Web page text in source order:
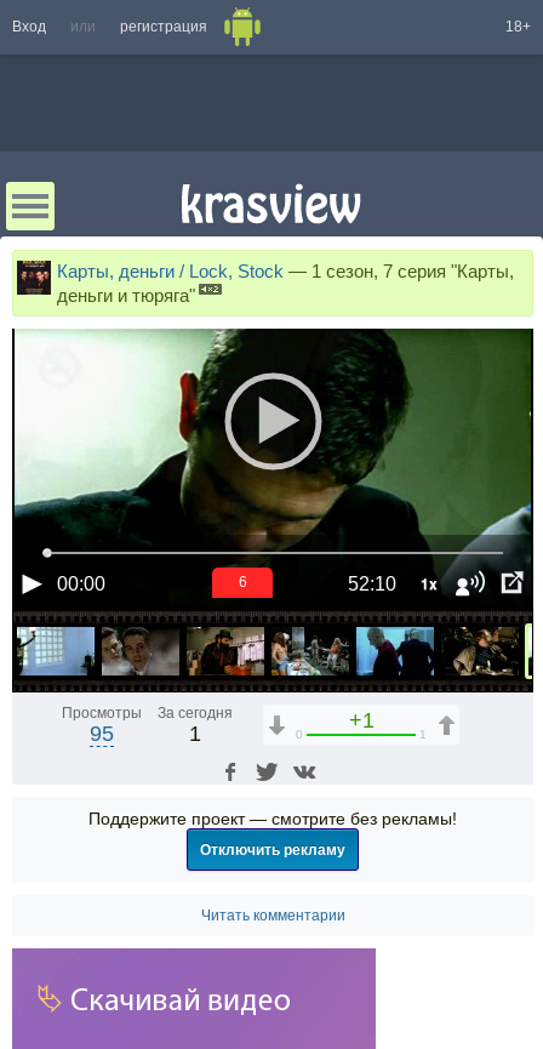
Вход или регистрация 18+
Карты, деньги / Lock, Stock — 1 сезон, 7 серия "Карты,
деньги и тюряга"
00:00 52:10 1x
6
Просмотры
95
За сегодня
1
+1
0 1
Поддержите проект — смотрите без рекламы!
Отключить рекламу
Читать комментарии